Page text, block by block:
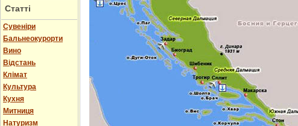
Статті
Cувеніри
Бальнеокурорти
Вино
Відстань
Клімат
Культура
Кухня
Митниця
Натуризм